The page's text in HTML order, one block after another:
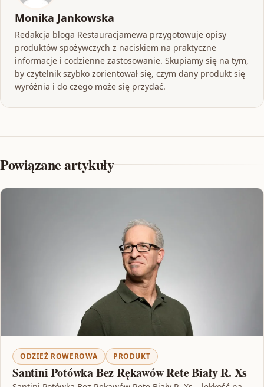
Monika Jankowska
Redakcja bloga Restauracjamewa przygotowuje opisy
produktów spożywczych z naciskiem na praktyczne
informacje i codzienne zastosowanie. Skupiamy się na tym,
by czytelnik szybko zorientował się, czym dany produkt się
wyróżnia i do czego może się przydać.
Powiązane artykuły
ODZIEŻ ROWEROWA PRODUKT
Santini Potówka Bez Rękawów Rete Biały R. Xs